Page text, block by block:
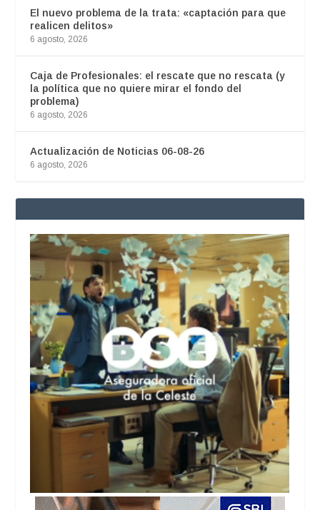
El nuevo problema de la trata: «captación para que
realicen delitos»
6 agosto, 2026
Caja de Profesionales: el rescate que no rescata (y
la política que no quiere mirar el fondo del
problema)
6 agosto, 2026
Actualización de Noticias 06-08-26
6 agosto, 2026